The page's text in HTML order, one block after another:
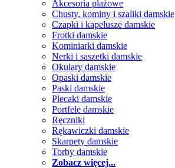
Akcesoria plażowe
Chusty, kominy i szaliki damskie
Czapki i kapelusze damskie
Frotki damskie
Kominiarki damskie
Nerki i saszetki damskie
Okulary damskie
Opaski damskie
Paski damskie
Plecaki damskie
Portfele damskie
Ręczniki
Rękawiczki damskie
Skarpety damskie
Torby damskie
Zobacz więcej...